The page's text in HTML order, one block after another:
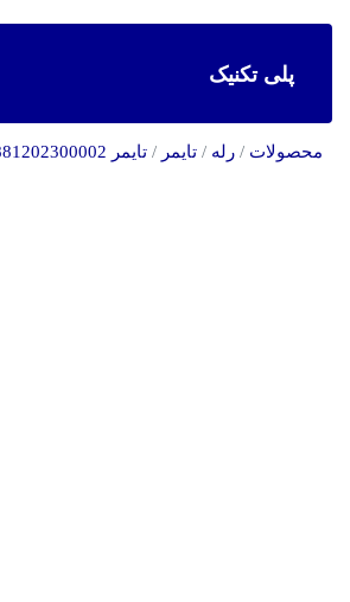
پلی تکنیک
محصولات / رله / تایمر / تايمر 881202300002